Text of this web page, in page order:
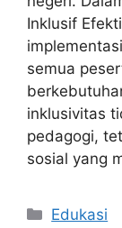
Inklusif
semua
inklusivitas
pedagogi,
sosial yang
Kategori
Edukasi